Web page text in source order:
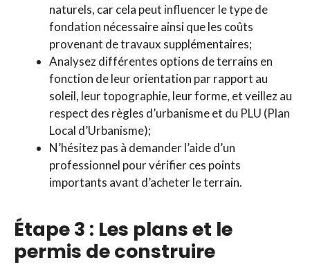
naturels, car cela peut influencer le type de
fondation nécessaire ainsi que les coûts
provenant de travaux supplémentaires;
Analysez différentes options de terrains en
fonction de leur orientation par rapport au
soleil, leur topographie, leur forme, et veillez au
respect des règles d’urbanisme et du PLU (Plan
Local d’Urbanisme);
N’hésitez pas à demander l’aide d’un
professionnel pour vérifier ces points
importants avant d’acheter le terrain.
Étape 3 : Les plans et le
permis de construire